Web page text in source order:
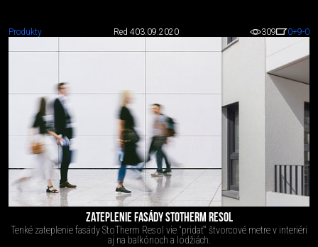
Produkty Red 403.09.2020 309 0+9-0
ZATEPLENIE FASÁDY STOTHERM RESOL
Tenké zateplenie fasády StoTherm Resol vie "pridať" štvorcové metre v interiéri
aj na balkónoch a lodžiách.